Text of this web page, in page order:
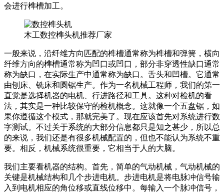
会进行榫槽加工。
木工数控榫头机推荐厂家
一般来说，沿纤维方向匹配的榫槽通常称为榫槽和弹簧，横向
纤维方向的榫槽通常称为凹口或凹口，部分非穿透性缺口通常
称为缺口，在实际生产中通常称为缺口。舌头和凹槽。它通常
由刨床、铣床和圆锯生产。作为一名机械工程师，我们的第一
直觉是选择机器的电机、行进路径和工具。这种对检机的看
法，其实是一种比较保守的检机概念。这就像一个五盘锯，如
果你遵循这个模式，那就完美了。现在应该首先对系统进行数
字测试。不过关于系统的大部分信息都只是知之甚少，所以总
的来说，我们还是有很多机械配置的，但也不能认为系统不重
要。相反，机械系统很重要，它相当于人的大脑。
我们主要看机器的结构。首先，简单的气动机械，气动机械的
关键是机械结构和几个步进电机。步进电机是将电脉冲信号输
入到电机相应的角位移或直线位移中。每输入一个脉冲信号，